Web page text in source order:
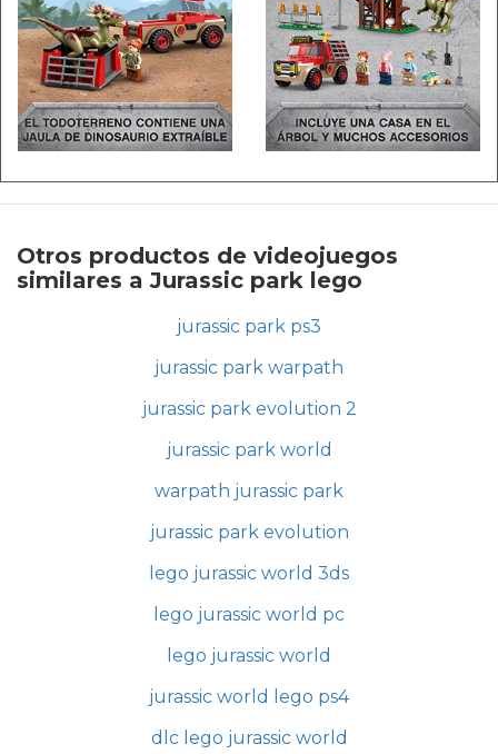
Otros productos de videojuegos
similares a Jurassic park lego
jurassic park ps3
jurassic park warpath
jurassic park evolution 2
jurassic park world
warpath jurassic park
jurassic park evolution
lego jurassic world 3ds
lego jurassic world pc
lego jurassic world
jurassic world lego ps4
dlc lego jurassic world